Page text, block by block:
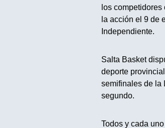
los
la acción el 9 de
Independiente.
Salta Basket
deporte
semifinales de la
segundo.
Todos y cada